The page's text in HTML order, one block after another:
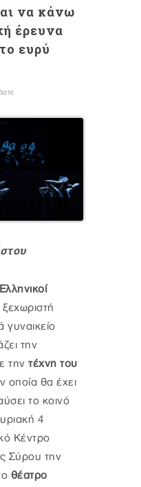
να κάνω
έρευνα
ευρύ
την
την τέχνη του
οποία θα έχει
το κοινό
4
Κέντρο
Σύρου την
θέατρο